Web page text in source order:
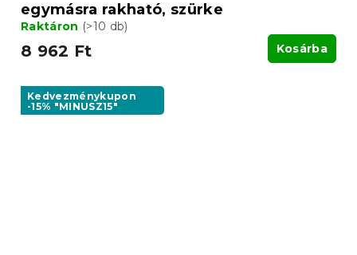
egymásra rakható, szürke
Raktáron (>10 db)
8 962 Ft Kosárba
Kedvezménykupon
-15% "MINUSZ15"